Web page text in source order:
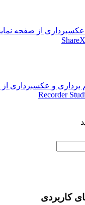
از صفحه نمایش
و عکسبرداری از